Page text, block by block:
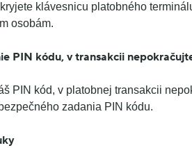
klávesnicu platobného
osobám.
PIN kódu, v transakcii
PIN kód, v platobnej transakcii
zadania PIN kódu.